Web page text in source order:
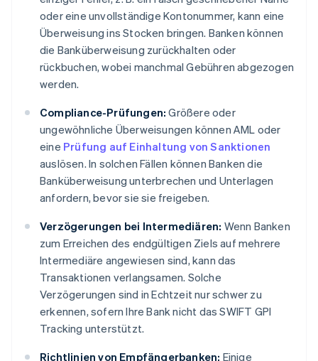
oder eine unvollständige Kontonummer, kann eine
Überweisung ins Stocken bringen. Banken können
die Banküberweisung zurückhalten oder
rückbuchen, wobei manchmal Gebühren abgezogen
werden.
Compliance-Prüfungen: Größere oder
ungewöhnliche Überweisungen können AML oder
eine Prüfung auf Einhaltung von Sanktionen
auslösen. In solchen Fällen können Banken die
Banküberweisung unterbrechen und Unterlagen
anfordern, bevor sie sie freigeben.
Verzögerungen bei Intermediären: Wenn Banken
zum Erreichen des endgültigen Ziels auf mehrere
Intermediäre angewiesen sind, kann das
Transaktionen verlangsamen. Solche
Verzögerungen sind in Echtzeit nur schwer zu
erkennen, sofern Ihre Bank nicht das SWIFT GPI
Tracking unterstützt.
Richtlinien von Empfängerbanken: Einige